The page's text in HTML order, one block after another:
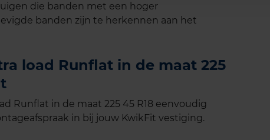
die banden met een hoger
banden zijn te herkennen aan het
load Runflat in de maat 225
Runflat in de maat 225 45 R18 eenvoudig
in bij jouw KwikFit vestiging.